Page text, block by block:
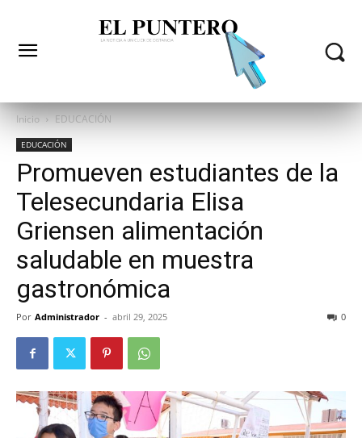
Inicio EDUCACIÓN
EDUCACIÓN
Promueven estudiantes de la
Telesecundaria Elisa
Griensen alimentación
saludable en muestra
gastronómica
Por Administrador - abril 29, 2025 0